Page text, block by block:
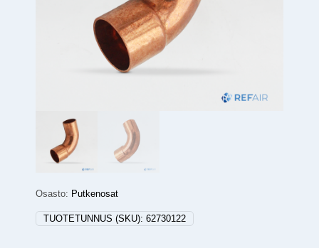
Osasto: Putkenosat
TUOTETUNNUS (SKU): 62730122